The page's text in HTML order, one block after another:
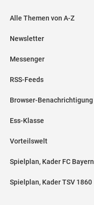
Alle Themen von A-Z
Newsletter
Messenger
RSS-Feeds
Browser-Benachrichtigung
Ess-Klasse
Vorteilswelt
Spielplan, Kader FC Bayern
Spielplan, Kader TSV 1860